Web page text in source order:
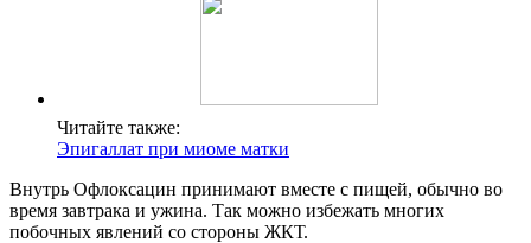
Читайте также:
Эпигаллат при миоме матки
Внутрь Офлоксацин принимают вместе с пищей, обычно во
время завтрака и ужина. Так можно избежать многих
побочных явлений со стороны ЖКТ.